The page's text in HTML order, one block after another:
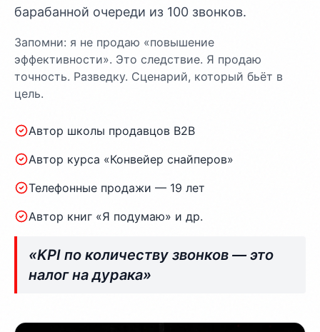
барабанной очереди из 100 звонков.
Запомни: я не продаю «повышение
эффективности». Это следствие. Я продаю
точность. Разведку. Сценарий, который бьёт в
цель.
Автор школы продавцов B2B
Автор курса «Конвейер снайперов»
Телефонные продажи — 19 лет
Автор книг «Я подумаю» и др.
«KPI по количеству звонков — это
налог на дурака»